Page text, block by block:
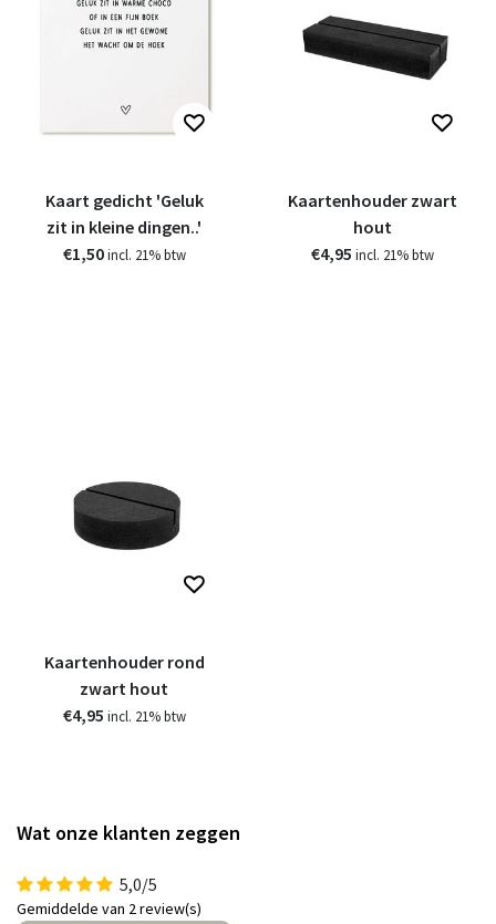
Kaart gedicht 'Geluk
zit in kleine dingen..'
€1,50 incl. 21% btw
Kaartenhouder zwart
hout
€4,95 incl. 21% btw
Kaartenhouder rond
zwart hout
€4,95 incl. 21% btw
Wat onze klanten zeggen
5,0/5
Gemiddelde van 2 review(s)